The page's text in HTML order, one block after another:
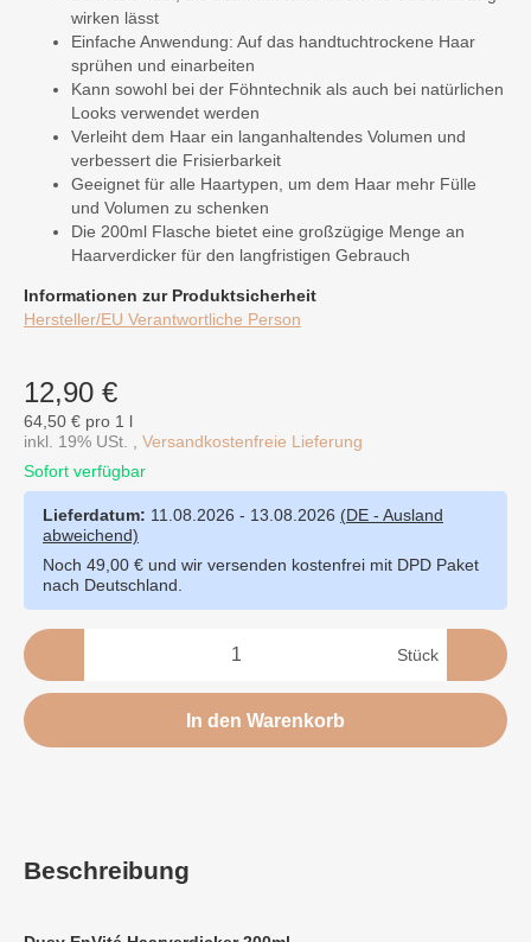
wirken lässt
Einfache Anwendung: Auf das handtuchtrockene Haar
sprühen und einarbeiten
Kann sowohl bei der Föhntechnik als auch bei natürlichen
Looks verwendet werden
Verleiht dem Haar ein langanhaltendes Volumen und
verbessert die Frisierbarkeit
Geeignet für alle Haartypen, um dem Haar mehr Fülle
und Volumen zu schenken
Die 200ml Flasche bietet eine großzügige Menge an
Haarverdicker für den langfristigen Gebrauch
Informationen zur Produktsicherheit
Hersteller/EU Verantwortliche Person
12,90 €
64,50 € pro 1 l
inkl. 19% USt. , Versandkostenfreie Lieferung
Sofort verfügbar
Lieferdatum: 11.08.2026 - 13.08.2026 (DE - Ausland
abweichend)
Noch 49,00 € und wir versenden kostenfrei mit DPD Paket
nach Deutschland.
Stück
In den Warenkorb
Beschreibung